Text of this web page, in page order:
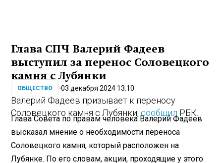
Глава СПЧ Валерий Фадеев
выступил за перенос Соловецкого
камня с Лубянки
ОБЩЕСТВО 03 декабря 2024 13:10
Валерий Фадеев призывает к переносу
Соловецкого камня с Лубянки, сообщил РБК.
Глава Совета по правам человека Валерий Фадеев
высказал мнение о необходимости переноса
Соловецкого камня, который расположен на
Лубянке. По его словам, акции, проходящие у этого